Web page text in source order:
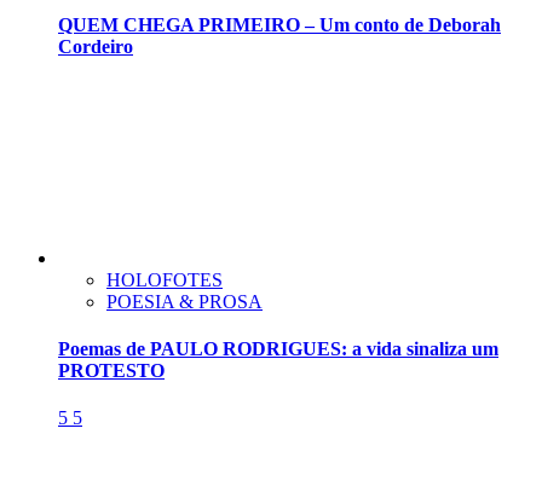
QUEM CHEGA PRIMEIRO – Um conto de Deborah
Cordeiro
HOLOFOTES
POESIA & PROSA
Poemas de PAULO RODRIGUES: a vida sinaliza um
PROTESTO
5 5